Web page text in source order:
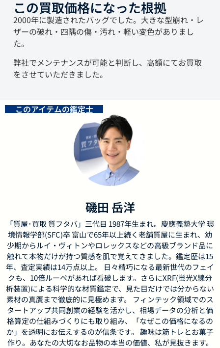
この買取価格になった根拠
2000年に製造されたバッグでした。大きな型崩れ・レ
ザーの破れ・四隅の傷・汚れ・軽い変色がありまし
た。
弊社でメンテナンスが可能と判断し、高額にてお買取
をさせていただきました。
このアイテムの鑑定士
磯田 岳洋
「質屋･買取 質フタバ」三代目 1987年生まれ。慶應義塾大学 環
境情報学部(SFC)卒 富山で65年以上続く老舗質屋に生まれ、幼
少期からルイ・ヴィトンやロレックスなどの高級ブランド品に
触れて本物だけが持つ質感を肌で覚えてきました。鑑定歴は15
年、査定実績は14万点以上。 日々精巧になる最新世代のフェイ
クも、10倍ルーペがあれば看破します。さらにXRF(蛍光X線分
析装置)による科学的な材質鑑定で、見た目だけでは分からない
素材の真贋まで徹底的に見極めます。 フィンテック領域でのス
タートアップ共同創業の経験を活かし、相場データの分析と価
格算定の仕組みづくりにも取り組み、「なぜこの価格になるの
か」を透明にお伝えするのが信条です。 趣味は筋トレとお菓子
作り。あなたの大切なお品物の本当の価値、私が見抜きます。